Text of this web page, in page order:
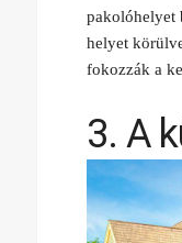
pakolóhelyet
helyet
fokozzák a
3. A